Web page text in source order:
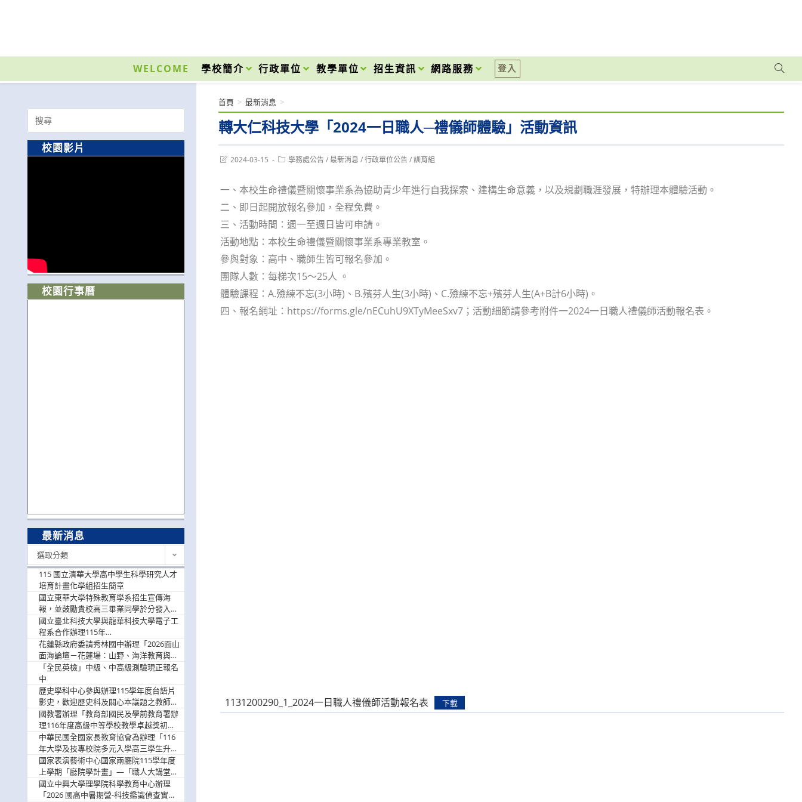
內
WELCOME 學校簡介 行政單位 教學單位 招生資訊 網路服務 登入
轉大仁科技大學「2024一日職人─禮儀師體驗」活動資訊
首頁 > 最新消息 >
Post2024-03-15
Post學務處公告 / 最新消息 / 行政單位公告 / 訓育組
一、本校生命禮儀暨關懷事業系為協助青少年進行自我探索、建構生命意義，以及規劃職涯發展，特辦理本體驗活動。
二、即日起開放報名參加，全程免費。
三、活動時間：週一至週日皆可申請。
活動地點：本校生命禮儀暨關懷事業系專業教室。
參與對象：高中、職師生皆可報名參加。
團隊人數：每梯次15～25人 。
體驗課程：A.殮練不忘(3小時)、B.殯芬人生(3小時)、C.殮練不忘+殯芬人生(A+B計6小時)。
四、報名網址：https://forms.gle/nECuhU9XTyMeeSxv7；活動細節請參考附件一2024一日職人禮儀師活動報名表。
1131200290_1_2024一日職人禮儀師活動報名表 下載
Search
for:
校園影片
校園行事曆
最新消息
選取分類
115 國立清華大學高中學生科學研究人才
培育計畫化學組招生簡章
國立東華大學特殊教育學系招生宣傳海
報，並鼓勵貴校高三畢業同學於分發入學
階段踴躍選填。
國立臺北科技大學與龍華科技大學電子工
程系合作辦理115年
「115.08.10~08.12「AI賦能應用於智慧半
導體研習營」，歡迎學生踴躍報名參加
花蓮縣政府委請秀林國中辦理「2026面山
面海論壇－花蓮場：山野、海洋教育與戶
外安全實務課程」，歡迎踴躍報名參加
「全民英檢」中級、中高級測驗現正報名
中
歷史學科中心參與辦理115學年度台語片
影史，歡迎歷史科及關心本議題之教師踴
躍報名參加
國教署辦理「教育部國民及學前教育署辦
理116年度高級中等學校教學卓越獎初選
實施計畫」，鼓勵教師踴躍報名
中華民國全國家長教育協會為辦理「116
年大學及技專校院多元入學高三學生升學
輔導家長說明會」
國家表演藝術中心國家兩廳院115學年度
上學期「廳院學計畫」—「職人大講堂」
及「一日體驗課程」，鼓勵踴躍報名參
與。
國立中興大學理學院科學教育中心辦理
「2026 國高中暑期營-科技鑑識偵查實戰